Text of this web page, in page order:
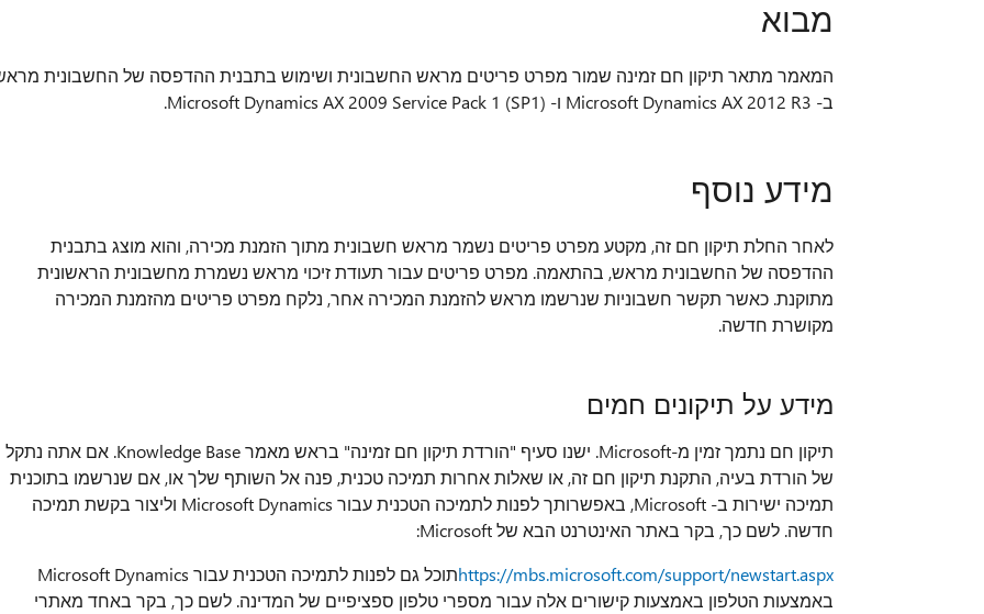
מבוא
המאמר מתאר תיקון חם זמינה שמור מפרט פריטים מראש החשבונית ושימוש בתבנית ההדפסה של החשבונית
ב- Microsoft Dynamics AX 2012 R3 ו- Microsoft Dynamics AX 2009 Service Pack 1 (SP1).
מידע נוסף
לאחר החלת תיקון חם זה, מקטע מפרט פריטים נשמר מראש חשבונית מתוך הזמנת מכירה, והוא מוצג בתבנית
ההדפסה של החשבונית מראש, בהתאמה. מפרט פריטים עבור תעודת זיכוי מראש נשמרת מחשבונית הראשונית
מתוקנת. כאשר תקשר חשבוניות שנרשמו מראש להזמנת המכירה אחר, נלקח מפרט פריטים מהזמנת המכירה
מקושרת חדשה.
מידע על תיקונים חמים
תיקון חם נתמך זמין מ-Microsoft. ישנו סעיף "הורדת תיקון חם זמינה" בראש מאמר Knowledge Base. אם אתה נתקל
של הורדת בעיה, התקנת תיקון חם זה, או שאלות אחרות תמיכה טכנית, פנה אל השותף שלך או, אם שנרשמו בתוכנית
תמיכה ישירות ב- Microsoft, באפשרותך לפנות לתמיכה הטכנית עבור Microsoft Dynamics וליצור בקשת תמיכה
חדשה. לשם כך, בקר באתר האינטרנט הבא של Microsoft:
https://mbs.microsoft.com/support/newstart.aspx
תוכל גם לפנות לתמיכה הטכנית עבור Microsoft Dynamics
באמצעות הטלפון באמצעות קישורים אלה עבור מספרי טלפון ספציפיים של המדינה. לשם כך, בקר באחד מאתרי